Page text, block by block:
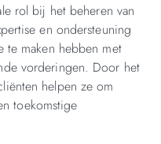
rol bij het beheren van
en ondersteuning
te maken hebben met
vorderingen. Door het
helpen ze om
toekomstige